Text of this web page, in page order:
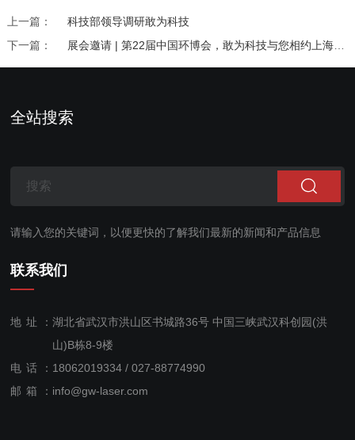
上一篇：
科技部领导调研敢为科技
下一篇：
展会邀请 | 第22届中国环博会，敢为科技与您相约上海！
全站搜索
请输入您的关键词，以便更快的了解我们最新的新闻和产品信息
联系我们
地址： 湖北省武汉市洪山区书城路36号 中国三峡武汉科创园(洪
山)B栋8-9楼
电话： 18062019334 / 027-88774990
售后服
邮箱： info@gw-laser.com